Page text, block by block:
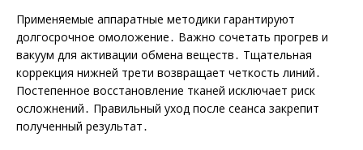
Применяемые аппаратные методики гарантируют
долгосрочное омоложение․ Важно сочетать прогрев и
вакуум для активации обмена веществ․ Тщательная
коррекция нижней трети возвращает четкость линий․
Постепенное восстановление тканей исключает риск
осложнений․ Правильный уход после сеанса закрепит
полученный результат․